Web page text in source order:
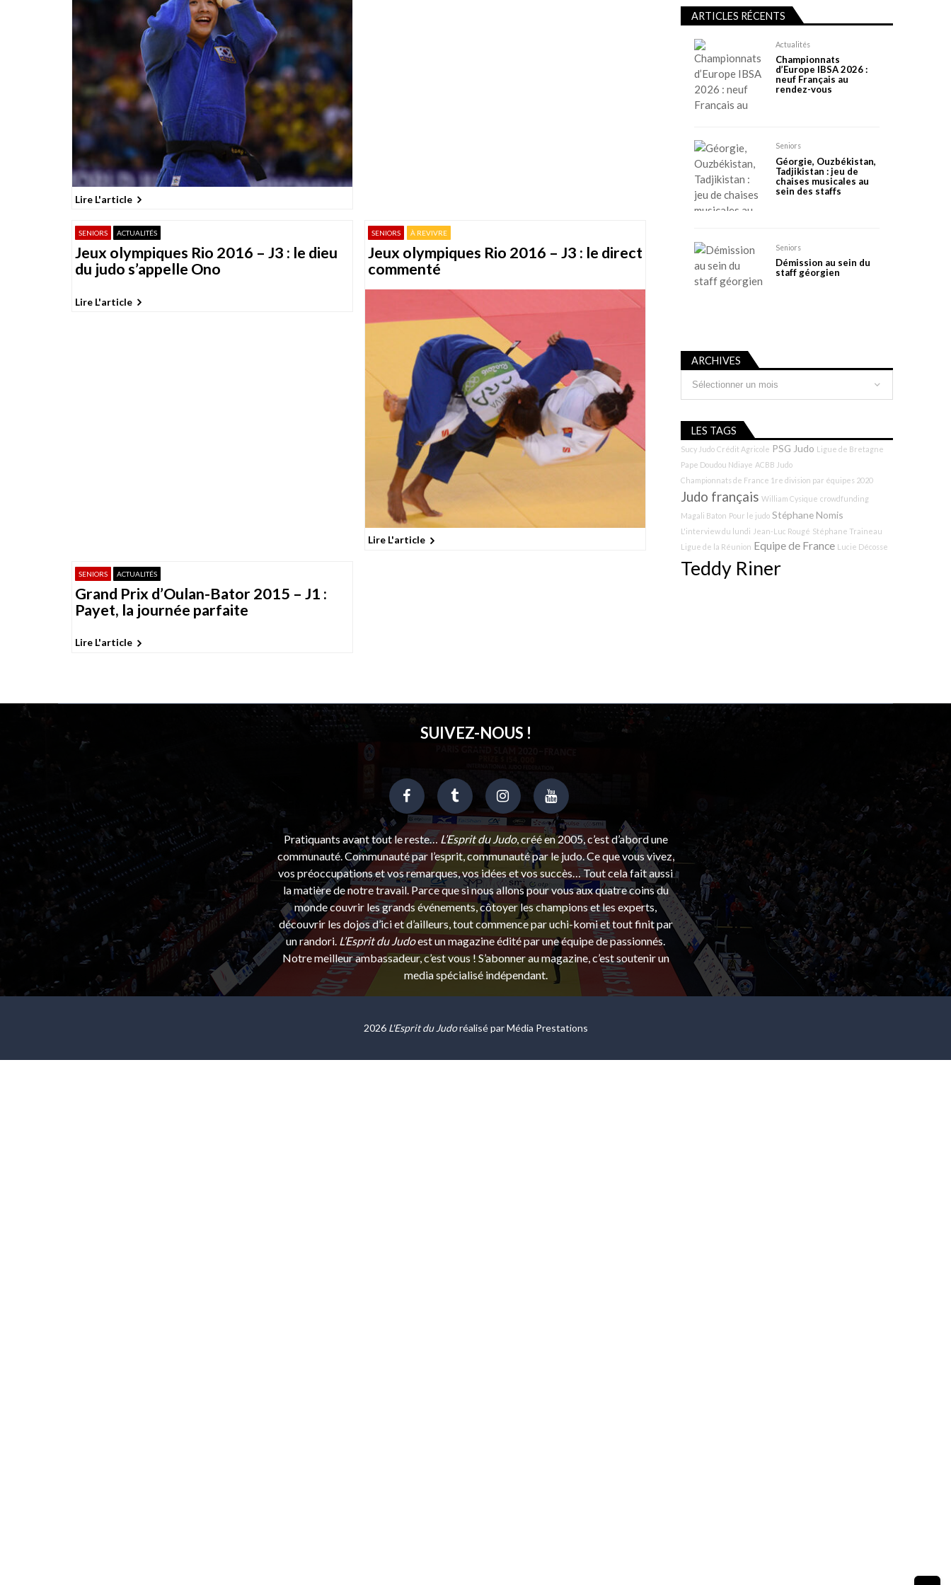
Lire L'article
SENIORS ACTUALITÉS
Jeux olympiques Rio 2016 – J3 : le dieu
du judo s’appelle Ono
Lire L'article
SENIORS À REVIVRE
Jeux olympiques Rio 2016 – J3 : le direct
commenté
Lire L'article
SENIORS ACTUALITÉS
Grand Prix d’Oulan-Bator 2015 – J1 :
Payet, la journée parfaite
Lire L'article
ARTICLES RÉCENTS
Actualités
Championnats
d’Europe IBSA 2026 :
neuf Français au
rendez-vous
Seniors
Géorgie, Ouzbékistan,
Tadjikistan : jeu de
chaises musicales au
sein des staffs
Seniors
Démission au sein du
staff géorgien
ARCHIVES
LES TAGS
Sucy Judo Crédit Agricole PSG Judo Ligue de Bretagne
Pape Doudou Ndiaye ACBB Judo
Championnats de France 1re division par équipes 2020
Judo français William Cysique crowdfunding
Magali Baton Pour le judo Stéphane Nomis
L'interview du lundi Jean-Luc Rougé Stéphane Traineau
Ligue de la Réunion Equipe de France Lucie Décosse
Teddy Riner
SUIVEZ-NOUS !
Pratiquants avant tout le reste… L’Esprit du Judo, créé en 2005, c’est d’abord une
communauté. Communauté par l’esprit, communauté par le judo. Ce que vous vivez,
vos préoccupations et vos remarques, vos idées et vos succès… Tout cela fait aussi
la matière de notre travail. Parce que si nous allons pour vous aux quatre coins du
monde couvrir les grands événements, côtoyer les champions et les experts,
découvrir les dojos d’ici et d’ailleurs, tout commence par uchi-komi et tout finit par
un randori. L’Esprit du Judoest un magazine édité par une équipe de passionnés.
Notre meilleur ambassadeur, c’est vous ! S’abonner au magazine, c’est soutenir un
media spécialisé indépendant.
2026 L'Esprit du Judoréalisé parMédia Prestations